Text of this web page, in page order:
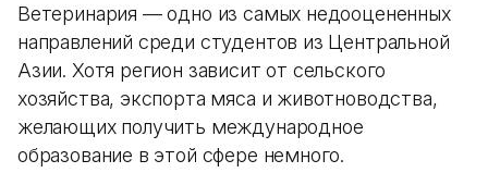
Ветеринария — одно из самых недооцененных
направлений среди студентов из Центральной
Азии. Хотя регион зависит от сельского
хозяйства, экспорта мяса и животноводства,
желающих получить международное
образование в этой сфере немного.